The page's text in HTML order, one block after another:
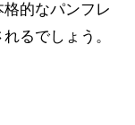
的なパンフレ
るでしょう。